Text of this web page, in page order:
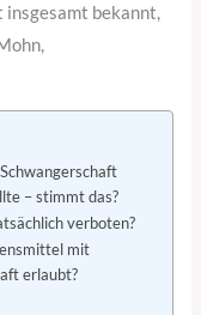
insgesamt bekannt,
– stimmt das?
verboten?
mit
erlaubt?